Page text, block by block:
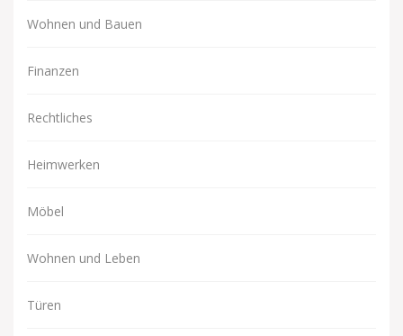
Wohnen und Bauen
Finanzen
Rechtliches
Heimwerken
Möbel
Wohnen und Leben
Türen